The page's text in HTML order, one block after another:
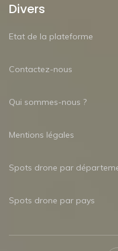
Divers
Etat de la plateforme
Contactez-nous
Qui sommes-nous ?
Mentions légales
Spots drone par
Spots drone par pays